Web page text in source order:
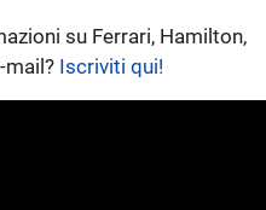
su Ferrari, Hamilton,
mail? Iscriviti qui!